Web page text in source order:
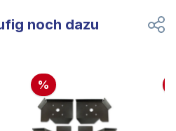
noch dazu
%